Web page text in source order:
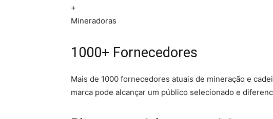
+
Mineradoras
1000+ Fornecedores
Mais de 1000 fornecedores atuais de mineração e
marca pode alcançar um público selecionado e